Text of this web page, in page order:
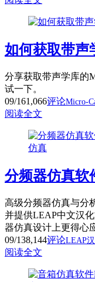
如何获取带声
分享获取带声学库的
试一下。
09/161,066评论Micro-
阅读全文
仿真
分频器仿真软
高级分频器仿真与分
并提供LEAP中文汉
器仿真设计上更得心
09/138,144评论LEAP
阅读全文